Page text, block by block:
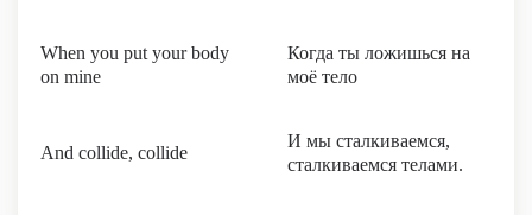
When you put your body
on mine
Когда ты ложишься на
моё тело
And collide, collide
И мы сталкиваемся,
сталкиваемся телами.